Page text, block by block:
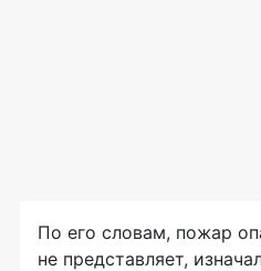
По его словам, пожар
не представляет,